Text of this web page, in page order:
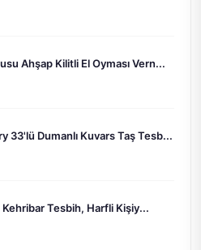
Ahşap Kilitli El Oyması Vern...
33'lü Dumanlı Kuvars Taş Tesb...
Tesbih, Harfli Kişiy...